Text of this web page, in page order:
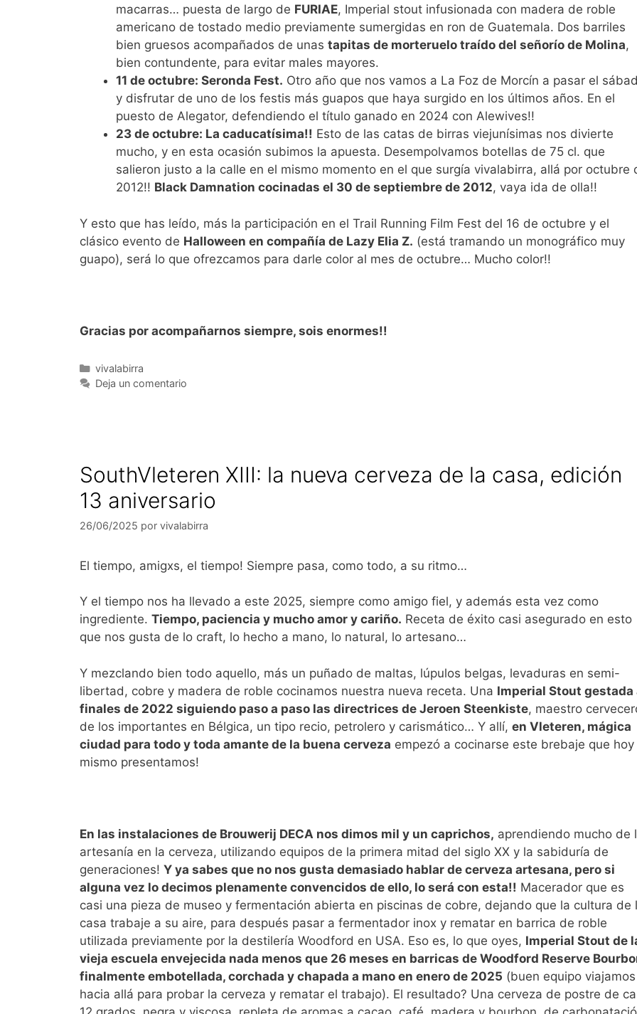
macarras… puesta de largo de FURIAE, Imperial stout infusionada con madera de roble
americano de tostado medio previamente sumergidas en ron de Guatemala. Dos barriles
bien gruesos acompañados de unas tapitas de morteruelo traído del señorío de Molina,
bien contundente, para evitar males mayores.
11 de octubre: Seronda Fest. Otro año que nos vamos a La Foz de Morcín a pasar el
y disfrutar de uno de los festis más guapos que haya surgido en los últimos años. En el
puesto de Alegator, defendiendo el título ganado en 2024 con Alewives!!
23 de octubre: La caducatísima!! Esto de las catas de birras viejunísimas nos divierte
mucho, y en esta ocasión subimos la apuesta. Desempolvamos botellas de 75 cl. que
salieron justo a la calle en el mismo momento en el que surgía vivalabirra, allá por octubre
2012!! Black Damnation cocinadas el 30 de septiembre de 2012, vaya ida de olla!!
Y esto que has leído, más la participación en el Trail Running Film Fest del 16 de octubre y el
clásico evento de Halloween en compañía de Lazy Elia Z. (está tramando un monográfico muy
guapo), será lo que ofrezcamos para darle color al mes de octubre… Mucho color!!
Gracias por acompañarnos siempre, sois enormes!!
Categorías
vivalabirra
Deja un comentario
SouthVleteren XIII: la nueva cerveza de la casa, edición
13 aniversario
26/06/2025 por vivalabirra
El tiempo, amigxs, el tiempo! Siempre pasa, como todo, a su ritmo…
Y el tiempo nos ha llevado a este 2025, siempre como amigo fiel, y además esta vez como
ingrediente. Tiempo, paciencia y mucho amor y cariño. Receta de éxito casi asegurado en esto
que nos gusta de lo craft, lo hecho a mano, lo natural, lo artesano…
Y mezclando bien todo aquello, más un puñado de maltas, lúpulos belgas, levaduras en semi-
libertad, cobre y madera de roble cocinamos nuestra nueva receta. Una Imperial Stout gestada
finales de 2022 siguiendo paso a paso las directrices de Jeroen Steenkiste, maestro
de los importantes en Bélgica, un tipo recio, petrolero y carismático… Y allí, en Vleteren, mágica
ciudad para todo y toda amante de la buena cerveza empezó a cocinarse este brebaje que hoy
mismo presentamos!
En las instalaciones de Brouwerij DECA nos dimos mil y un caprichos, aprendiendo mucho de
artesanía en la cerveza, utilizando equipos de la primera mitad del siglo XX y la sabiduría de
generaciones! Y ya sabes que no nos gusta demasiado hablar de cerveza artesana, pero si
alguna vez lo decimos plenamente convencidos de ello, lo será con esta!! Macerador que es
casi una pieza de museo y fermentación abierta en piscinas de cobre, dejando que la cultura de
casa trabaje a su aire, para después pasar a fermentador inox y rematar en barrica de roble
utilizada previamente por la destilería Woodford en USA. Eso es, lo que oyes, Imperial Stout de
vieja escuela envejecida nada menos que 26 meses en barricas de Woodford Reserve
finalmente embotellada, corchada y chapada a mano en enero de 2025 (buen equipo viajamos
hacia allá para probar la cerveza y rematar el trabajo). El resultado? Una cerveza de postre de